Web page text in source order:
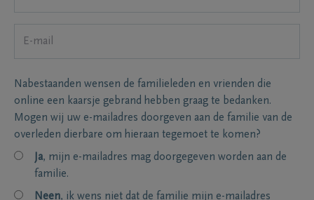
Nabestaanden wensen de familieleden en vrienden die
online een kaarsje gebrand hebben graag te bedanken.
Mogen wij uw e-mailadres doorgeven aan de familie van de
overleden dierbare om hieraan tegemoet te komen?
Ja, mijn e-mailadres mag doorgegeven worden aan de
familie.
Neen, ik wens niet dat de familie mijn e-mailadres